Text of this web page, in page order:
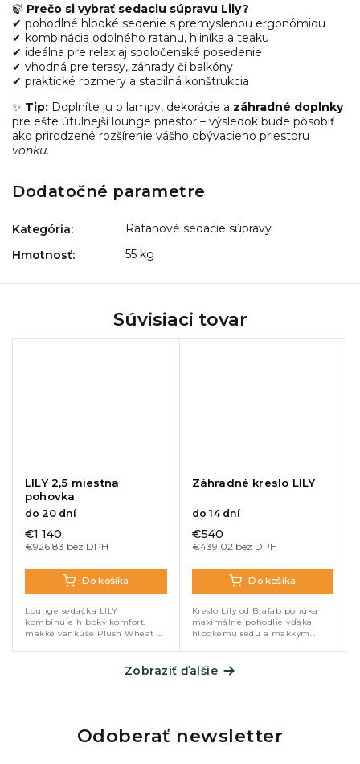
🍃 Prečo si vybrať sedaciu súpravu Lily?
✔ pohodlné hlboké sedenie s premyslenou ergonómiou
✔ kombinácia odolného ratanu, hliníka a teaku
✔ ideálna pre relax aj spoločenské posedenie
✔ vhodná pre terasy, záhrady či balkóny
✔ praktické rozmery a stabilná konštrukcia
✨ Tip: Doplníte ju o lampy, dekorácie a záhradné doplnky
pre ešte útulnejší lounge priestor – výsledok bude pôsobiť
ako prirodzené rozšírenie vášho obývacieho priestoru
vonku.
Dodatočné parametre
Kategória:
Ratanové sedacie súpravy
Hmotnosť: 55 kg
Súvisiaci tovar
LILY 2,5 miestna
pohovka
do 20 dní
€926,83 bez DPH
€1 140
Do košíka
Lounge sedačka LILY
kombinuje hlboký komfort,
mäkké vankúše Plush Wheat a
ratanu s teakovou konštrukciou.
Ideálna na terasu, záhradu či
Záhradné kreslo LILY
do 14 dní
€439,02 bez DPH
€540
Do košíka
Kreslo Lily od Brafab ponúka
maximálne pohodlie vďaka
hlbokému sedu a mäkkým
syntetického ratanu a
teakového dreva zaručuje
elegantný vzhľad a vysokú...
Zobraziť ďalšie
Odoberať newsletter